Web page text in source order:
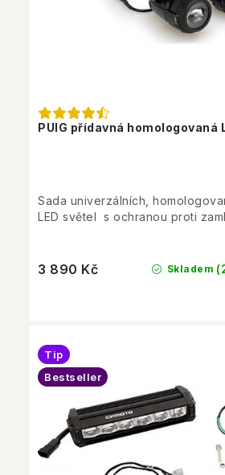
PUIG přídavná homologovaná
Skladem
3 890 Kč
Sada univerzálních,
LED světel s ochranou proti
Tip
Bestseller